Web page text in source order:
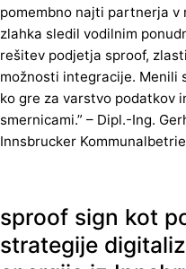
pomembno najti partnerja v
zlahka sledil vodilnim
rešitev podjetja sproof,
možnosti integracije. Menili
ko gre za varstvo podatkov
smernicami.” – Dipl.-Ing.
Innsbrucker
sproof sign kot
strategije